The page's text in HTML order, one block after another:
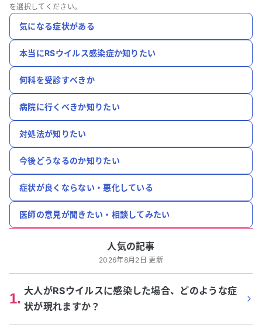
を選択してください。
気になる症状がある
本当にRSウイルス感染症か知りたい
何科を受診すべきか
病院に行くべきか知りたい
対処法が知りたい
今後どうなるのか知りたい
症状が良くならない・悪化している
医師の意見が聞きたい・相談してみたい
人気の記事
2026年8月2日 更新
1. 大人がRSウイルスに感染した場合、どのような症
状が現れますか？